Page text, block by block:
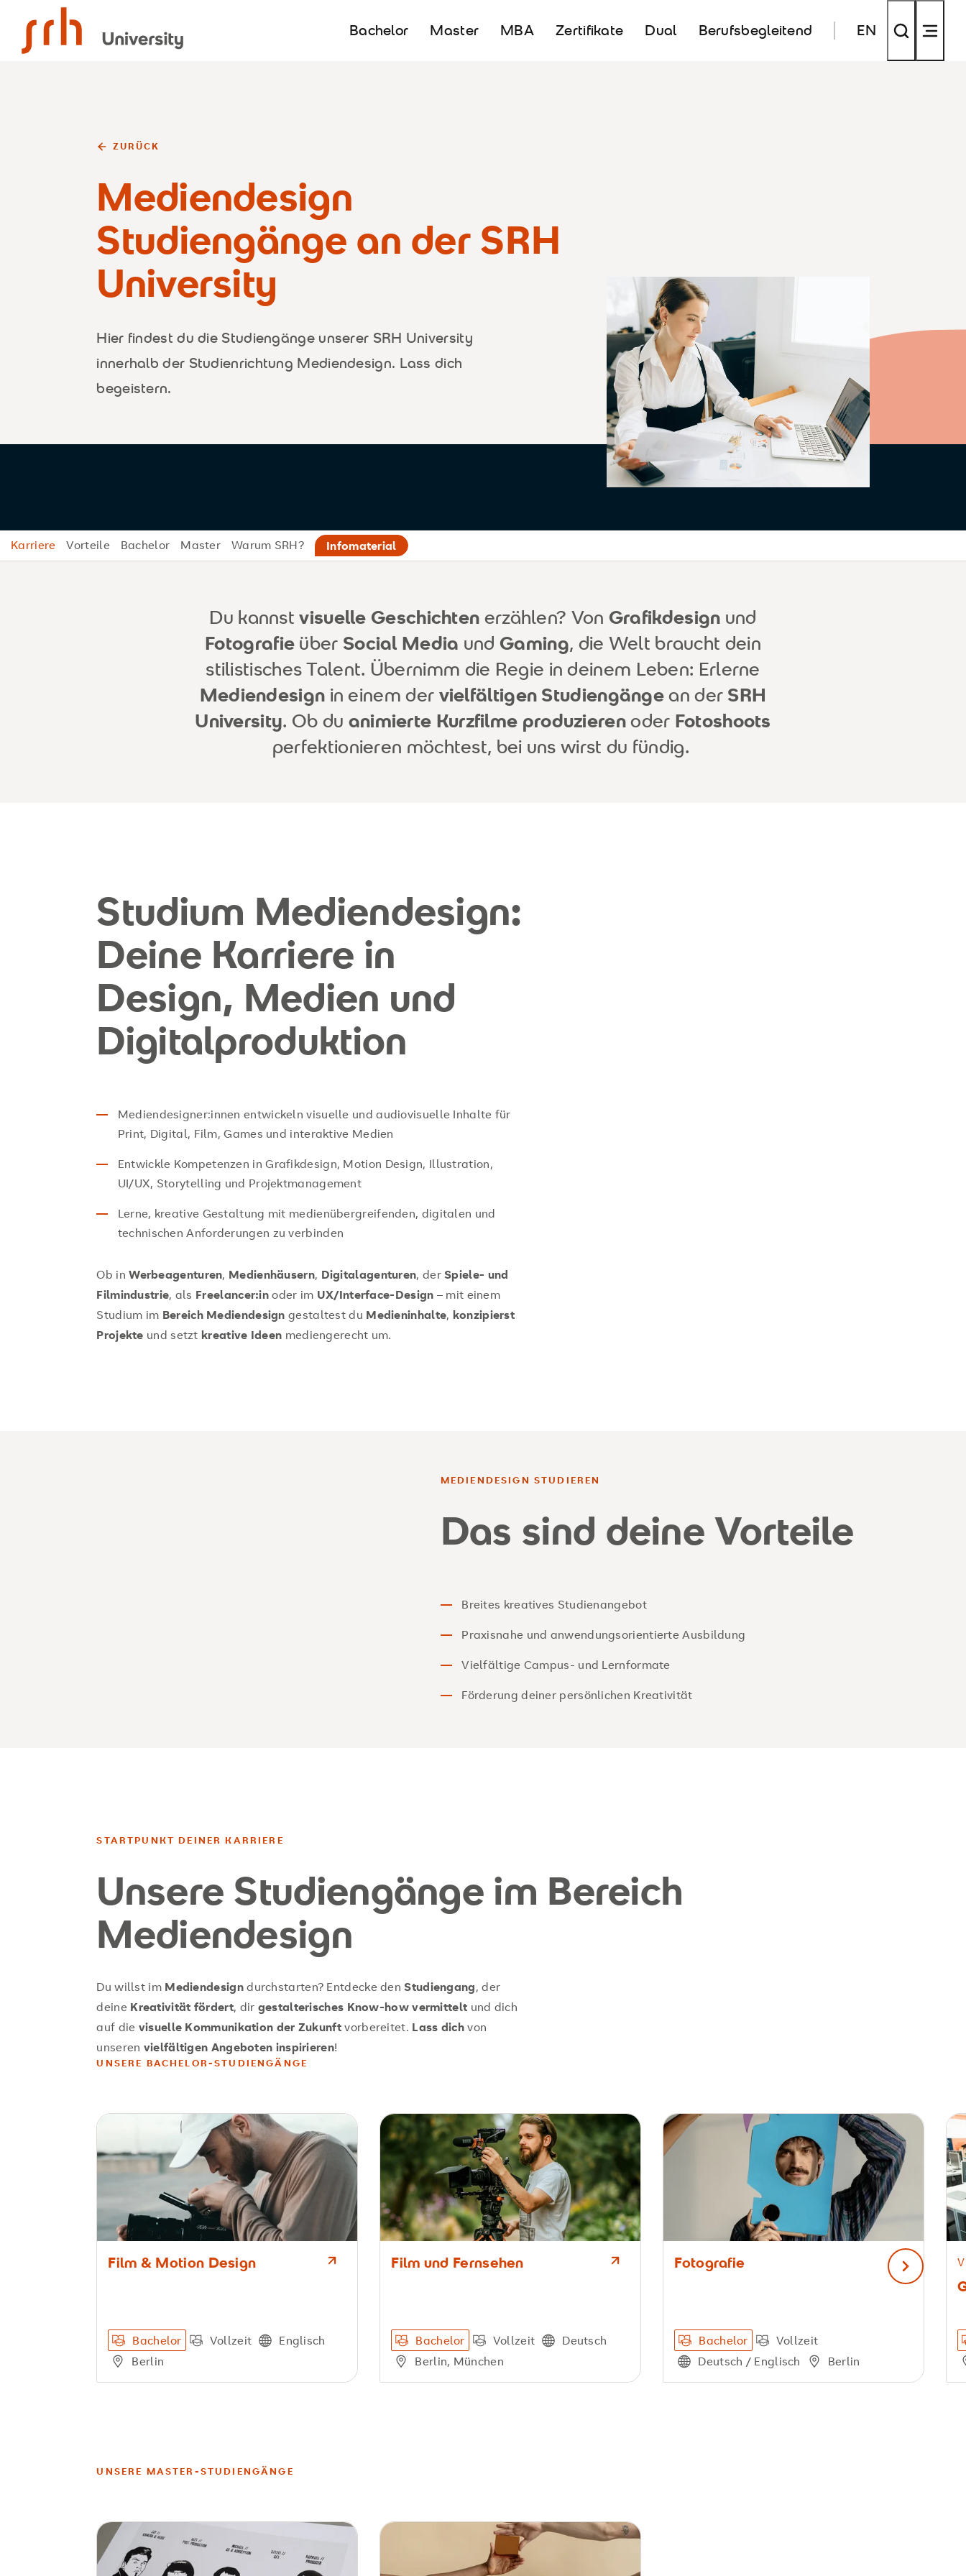
Bachelor Master MBA Zertifikate Dual Berufsbegleitend EN
ZURÜCK
Mediendesign
Studiengänge an der SRH
University
Hier findest du die Studiengänge unserer SRH University
innerhalb der Studienrichtung Mediendesign. Lass dich
begeistern.
Karriere Vorteile Bachelor Master Warum SRH? Infomaterial
Du kannstvisuelle Geschichten erzählen? Von Grafikdesign und
Fotografie über Social Media und Gaming, die Welt braucht dein
stilistisches Talent. Übernimm die Regie in deinem Leben: Erlerne
Mediendesign in einem der vielfältigen Studiengängean der SRH
University. Ob du animierte Kurzfilme produzierenoder Fotoshoots
perfektionieren möchtest, bei uns wirst du fündig.
Studium Mediendesign:
Deine Karriere in
Design, Medien und
Digitalproduktion
Mediendesigner:innen entwickeln visuelle und audiovisuelle Inhalte für
Print, Digital, Film, Games und interaktive Medien
Entwickle Kompetenzen in Grafikdesign, Motion Design, Illustration,
UI/UX, Storytelling und Projektmanagement
Lerne, kreative Gestaltung mit medienübergreifenden, digitalen und
technischen Anforderungen zu verbinden
Ob inWerbeagenturen, Medienhäusern, Digitalagenturen, derSpiele‑ und
Filmindustrie, als Freelancer:inoder im UX/Interface‑Design – mit einem
Studium im Bereich Mediendesign gestaltest du Medieninhalte, konzipierst
Projekte und setztkreative Ideen mediengerecht um.
MEDIENDESIGN STUDIEREN
Das sind deine Vorteile
Breites kreatives Studienangebot
Praxisnahe und anwendungsorientierte Ausbildung
Vielfältige Campus- und Lernformate
Förderung deiner persönlichen Kreativität
STARTPUNKT DEINER KARRIERE
Unsere Studiengänge im Bereich
Mediendesign
Du willst im Mediendesigndurchstarten? Entdecke denStudiengang, der
deine Kreativität fördert, dir gestalterisches Know-how vermittelt und dich
auf die visuelle Kommunikation der Zukunftvorbereitet. Lass dichvon
unseren vielfältigen Angeboten inspirieren!
UNSERE BACHELOR-STUDIENGÄNGE
nächster
Film & Motion Design
Bachelor Vollzeit
Englisch
Berlin
Film und Fernsehen
Bachelor Vollzeit
Deutsch
Berlin, München
Fotografie
Bachelor
Vollzeit
Deutsch / Englisch
Berlin
UNSERE MASTER-STUDIENGÄNGE